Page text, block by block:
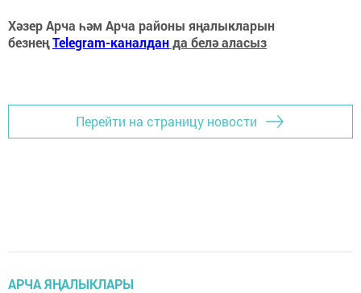
Хәзер Арча һәм Арча районы яңалыкларын
безнеңTelegram-каналданда белә аласыз
Перейти на страницу новости
АРЧА ЯҢАЛЫКЛАРЫ